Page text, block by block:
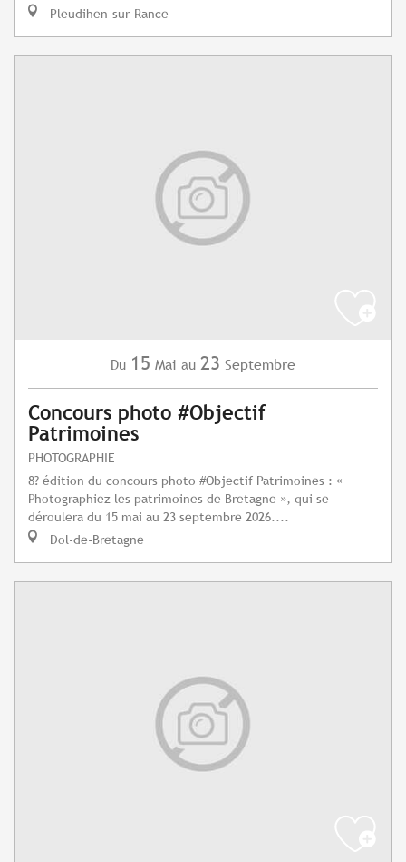
Pleudihen-sur-Rance
Du 15 Mai au 23 Septembre
Concours photo #Objectif
Patrimoines
PHOTOGRAPHIE
8? édition du concours photo #Objectif Patrimoines : «
Photographiez les patrimoines de Bretagne », qui se
déroulera du 15 mai au 23 septembre 2026....
Dol-de-Bretagne